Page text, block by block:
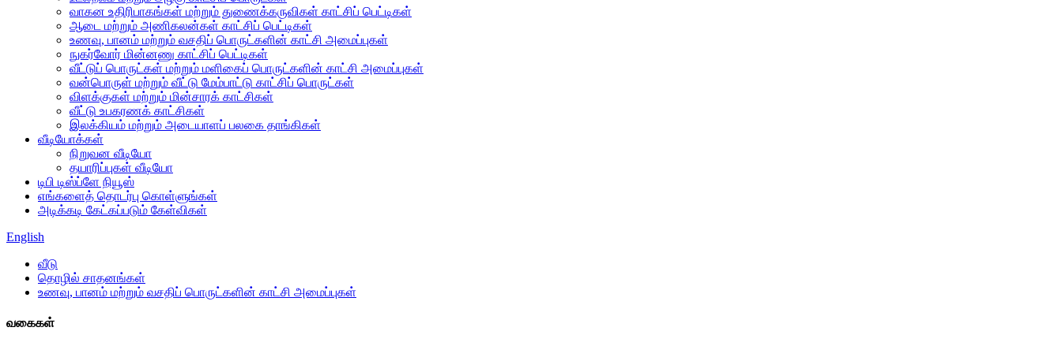
வாகன உதிரிபாகங்கள் மற்றும் துணைக்கருவிகள் காட்சிப் பெட்டிகள்
ஆடை மற்றும் அணிகலன்கள் காட்சிப் பெட்டிகள்
உணவு, பானம் மற்றும் வசதிப் பொருட்களின் காட்சி அமைப்புகள்
நுகர்வோர் மின்னணு காட்சிப் பெட்டிகள்
வீட்டுப் பொருட்கள் மற்றும் மளிகைப் பொருட்களின் காட்சி அமைப்புகள்
வன்பொருள் மற்றும் வீட்டு மேம்பாட்டு காட்சிப் பொருட்கள்
விளக்குகள் மற்றும் மின்சாரக் காட்சிகள்
வீட்டு உபகரணக் காட்சிகள்
இலக்கியம் மற்றும் அடையாளப் பலகை தாங்கிகள்
வீடியோக்கள்
நிறுவன வீடியோ
தயாரிப்புகள் வீடியோ
டிபி டிஸ்ப்ளே நியூஸ்
எங்களைத் தொடர்பு கொள்ளுங்கள்
அடிக்கடி கேட்கப்படும் கேள்விகள்
English
வீடு
தொழில் சாதனங்கள்
உணவு, பானம் மற்றும் வசதிப் பொருட்களின் காட்சி அமைப்புகள்
வகைகள்